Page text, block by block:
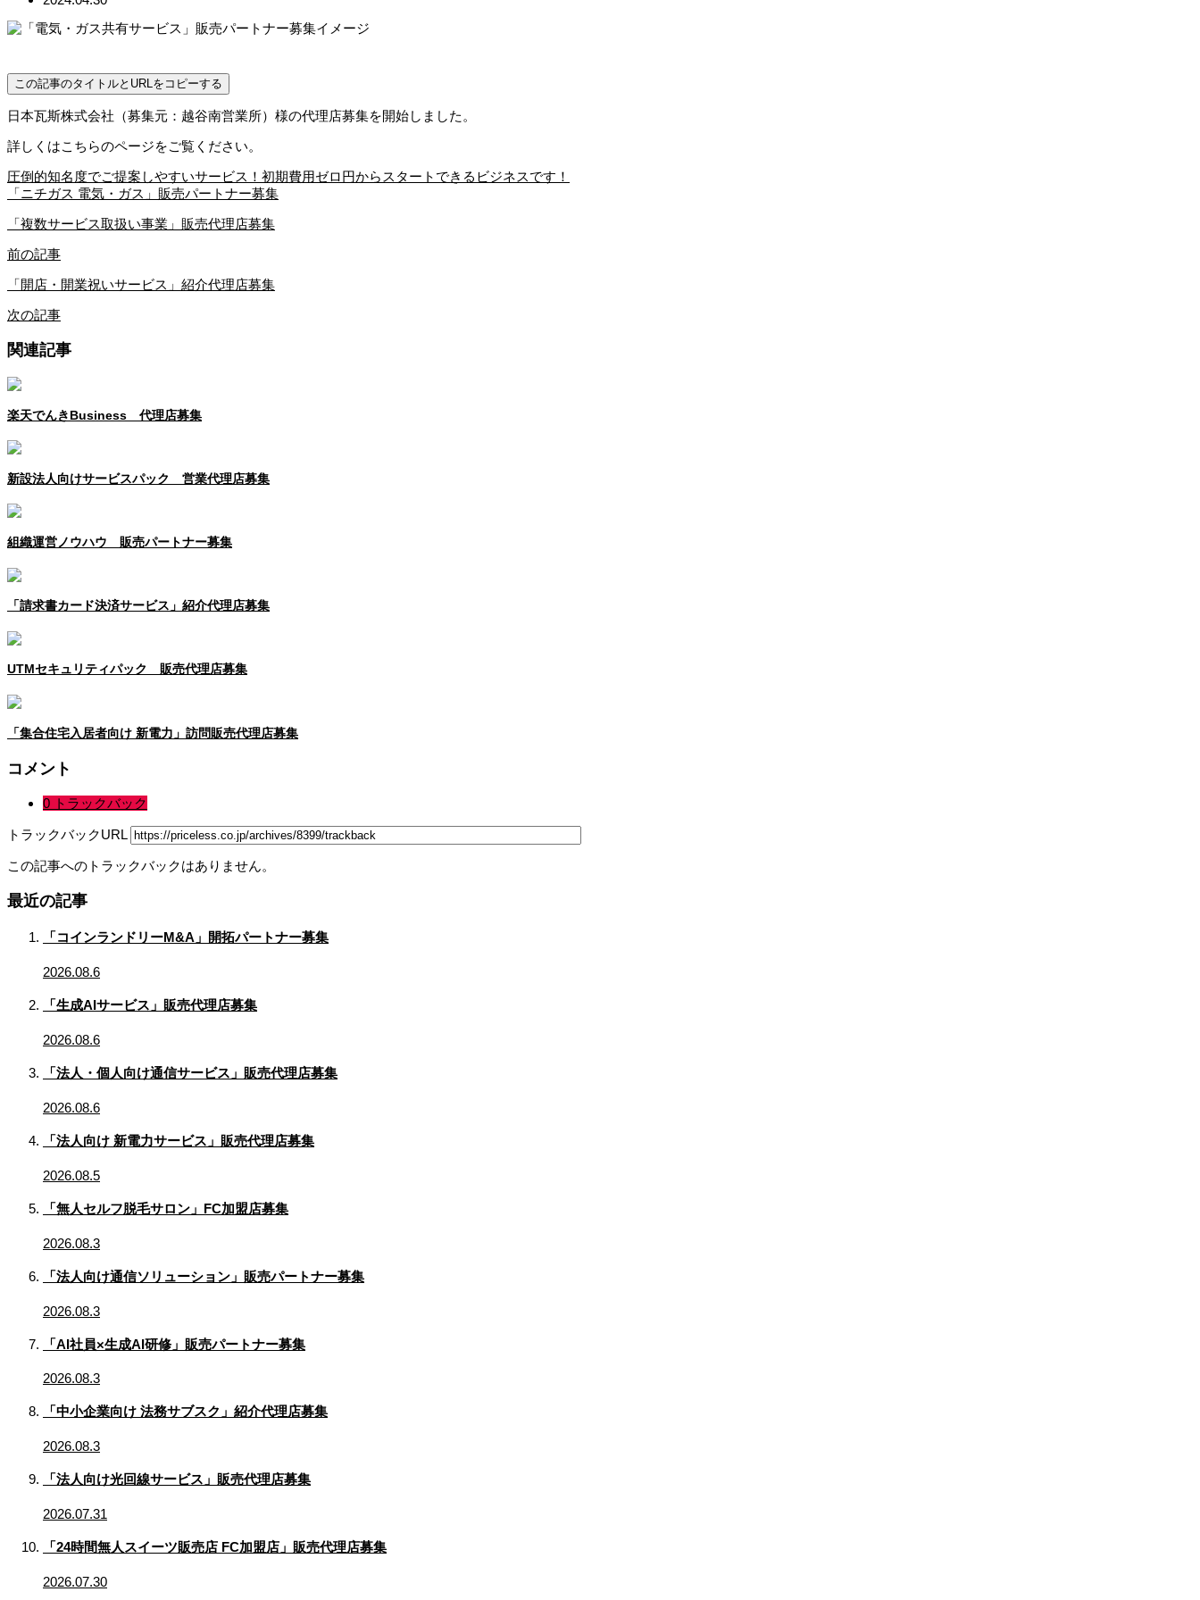
この記事のタイトルとURLをコピーする
日本瓦斯株式会社（募集元：越谷南営業所）様の代理店募集を開始しました。
詳しくはこちらのページをご覧ください。
圧倒的知名度でご提案しやすいサービス！初期費用ゼロ円からスタートできるビジネスです！
「ニチガス 電気・ガス」販売パートナー募集
「複数サービス取扱い事業」販売代理店募集
前の記事
「開店・開業祝いサービス」紹介代理店募集
次の記事
関連記事
楽天でんきBusiness 代理店募集
新設法人向けサービスパック 営業代理店募集
組織運営ノウハウ 販売パートナー募集
「請求書カード決済サービス」紹介代理店募集
UTMセキュリティパック 販売代理店募集
「集合住宅入居者向け 新電力」訪問販売代理店募集
コメント
0 トラックバック
トラックバックURL
この記事へのトラックバックはありません。
最近の記事
「コインランドリーM&A」開拓パートナー募集
2026.08.6
「生成AIサービス」販売代理店募集
2026.08.6
「法人・個人向け通信サービス」販売代理店募集
2026.08.6
「法人向け 新電力サービス」販売代理店募集
2026.08.5
「無人セルフ脱毛サロン」FC加盟店募集
2026.08.3
「法人向け通信ソリューション」販売パートナー募集
2026.08.3
「AI社員×生成AI研修」販売パートナー募集
2026.08.3
「中小企業向け 法務サブスク」紹介代理店募集
2026.08.3
「法人向け光回線サービス」販売代理店募集
2026.07.31
「24時間無人スイーツ販売店 FC加盟店」販売代理店募集
2026.07.30